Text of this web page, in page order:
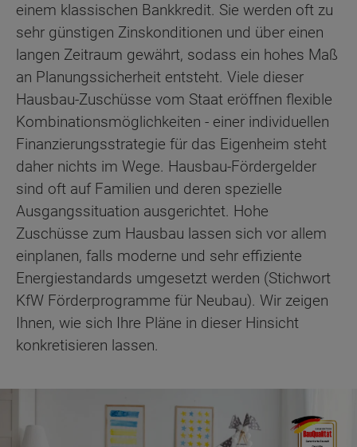
einem klassischen Bankkredit. Sie werden oft zu
sehr günstigen Zinskonditionen und über einen
langen Zeitraum gewährt, sodass ein hohes Maß
an Planungssicherheit entsteht. Viele dieser
Hausbau-Zuschüsse vom Staat eröffnen flexible
Kombinationsmöglichkeiten - einer individuellen
Finanzierungsstrategie für das Eigenheim steht
daher nichts im Wege. Hausbau-Fördergelder
sind oft auf Familien und deren spezielle
Ausgangssituation ausgerichtet. Hohe
Zuschüsse zum Hausbau lassen sich vor allem
einplanen, falls moderne und sehr effiziente
Energiestandards umgesetzt werden (Stichwort
KfW Förderprogramme für Neubau). Wir zeigen
Ihnen, wie sich Ihre Pläne in dieser Hinsicht
konkretisieren lassen.